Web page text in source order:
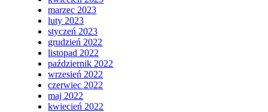
marzec 2023
luty 2023
styczeń 2023
grudzień 2022
listopad 2022
październik 2022
wrzesień 2022
czerwiec 2022
maj 2022
kwiecień 2022